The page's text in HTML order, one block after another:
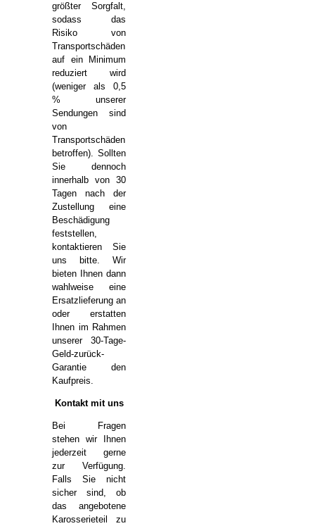
größter Sorgfalt,
sodass das
Risiko von
Transportschäden
auf ein Minimum
reduziert wird
(weniger als 0,5
% unserer
Sendungen sind
von
Transportschäden
betroffen). Sollten
Sie dennoch
innerhalb von 30
Tagen nach der
Zustellung eine
Beschädigung
feststellen,
kontaktieren Sie
uns bitte. Wir
bieten Ihnen dann
wahlweise eine
Ersatzlieferung an
oder erstatten
Ihnen im Rahmen
unserer 30-Tage-
Geld-zurück-
Garantie den
Kaufpreis.
Kontakt mit uns
Bei Fragen
stehen wir Ihnen
jederzeit gerne
zur Verfügung.
Falls Sie nicht
sicher sind, ob
das angebotene
Karosserieteil zu